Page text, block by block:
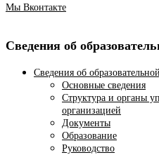
Мы Вконтакте
Сведения об
Сведения об
Основные сведения
Структура и органы
организацией
Документы
Образование
Руководство